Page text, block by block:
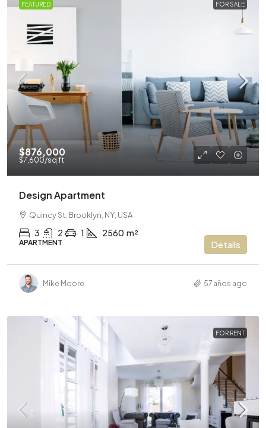
FEATURED FOR SALE
$876,000
$7,600/sq ft
Design Apartment
Quincy St, Brooklyn, NY, USA
3 2 1 2560 m²
APARTMENT Details
Mike Moore 57 años ago
FOR RENT